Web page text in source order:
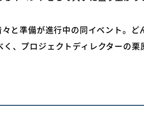
と準備が進行中の同イベント。ど
、プロジェクトディレクターの栗